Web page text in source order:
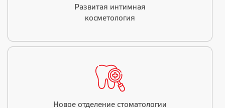
Развитая интимная
косметология
Новое отделение стоматологии